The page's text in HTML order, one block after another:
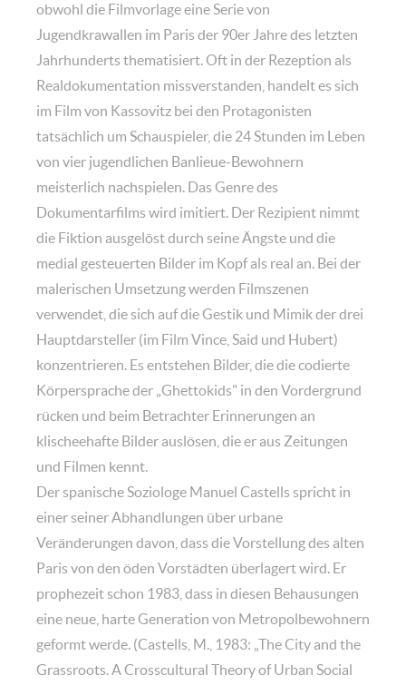
obwohl die Filmvorlage eine Serie von
Jugendkrawallen im Paris der 90er Jahre des letzten
Jahrhunderts thematisiert. Oft in der Rezeption als
Realdokumentation missverstanden, handelt es sich
im Film von Kassovitz bei den Protagonisten
tatsächlich um Schauspieler, die 24 Stunden im Leben
von vier jugendlichen Banlieue-Bewohnern
meisterlich nachspielen. Das Genre des
Dokumentarfilms wird imitiert. Der Rezipient nimmt
die Fiktion ausgelöst durch seine Ängste und die
medial gesteuerten Bilder im Kopf als real an. Bei der
malerischen Umsetzung werden Filmszenen
verwendet, die sich auf die Gestik und Mimik der drei
Hauptdarsteller (im Film Vince, Said und Hubert)
konzentrieren. Es entstehen Bilder, die die codierte
Körpersprache der „Ghettokids" in den Vordergrund
rücken und beim Betrachter Erinnerungen an
klischeehafte Bilder auslösen, die er aus Zeitungen
und Filmen kennt.
Der spanische Soziologe Manuel Castells spricht in
einer seiner Abhandlungen über urbane
Veränderungen davon, dass die Vorstellung des alten
Paris von den öden Vorstädten überlagert wird. Er
prophezeit schon 1983, dass in diesen Behausungen
eine neue, harte Generation von Metropolbewohnern
geformt werde. (Castells, M., 1983: „The City and the
Grassroots. A Crosscultural Theory of Urban Social